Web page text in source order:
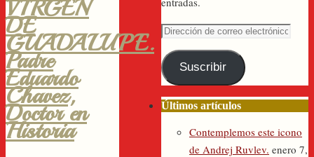
VIRGEN
DE
GUADALUPE.
Padre
Eduardo
Chavez,
Doctor en
Historia
Dirección
correo
electrónico
Suscribir
Últimos artículos
Contemplemos este icono
de Andrej Ruvlev. enero 7,